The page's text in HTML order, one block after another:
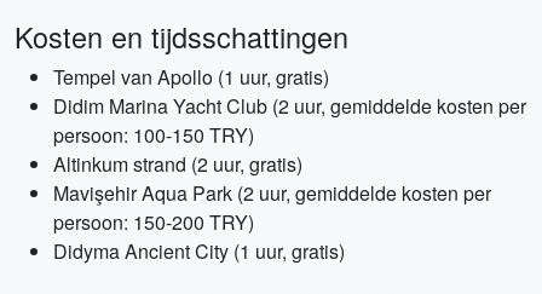
Kosten en tijdsschattingen
Tempel van Apollo (1 uur, gratis)
Didim Marina Yacht Club (2 uur, gemiddelde kosten per
persoon: 100-150 TRY)
Altinkum strand (2 uur, gratis)
Mavişehir Aqua Park (2 uur, gemiddelde kosten per
persoon: 150-200 TRY)
Didyma Ancient City (1 uur, gratis)